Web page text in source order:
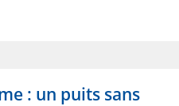
: un puits sans